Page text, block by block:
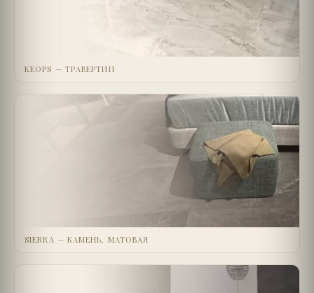
KEOPS — ТРАВЕРТИН
SIERRA — КАМЕНЬ, МАТОВАЯ